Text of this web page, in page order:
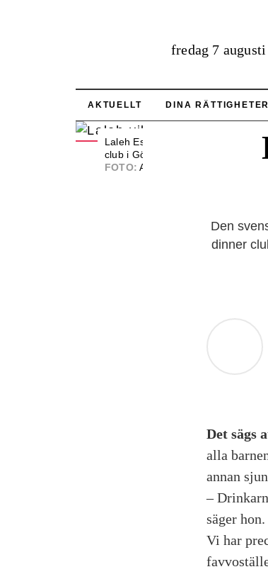
fredag 7 augusti
AKTUELLT DINA RÄTTIGHETER
Laleh Eslami, barchef på Peacock
club i Göteborg.
FOTO: Anna-Lena Lundqvist
Den
dinner
Det sägs
alla
annan
–
säger hon.
Vi har